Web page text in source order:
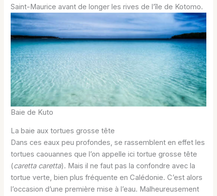
Saint-Maurice avant de longer les rives de l’île de Kotomo.
Baie de Kuto
La baie aux tortues grosse tête
Dans ces eaux peu profondes, se rassemblent en effet les
tortues caouannes que l’on appelle ici tortue grosse tête
(caretta caretta). Mais il ne faut pas la confondre avec la
tortue verte, bien plus fréquente en Calédonie. C’est alors
l’occasion d’une première mise à l’eau. Malheureusement